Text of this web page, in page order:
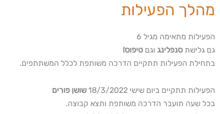
מהלך הפעילות
הפעילות מתאימה מגיל 6
גם גלישת סנפלינג וגם טיפוס!
בתחילת הפעילות תתקיים הדרכה משותפת לכלל המשתתפים.
הפעילות תתקיים ביום שישי 18/3/2022
שושן פורים
בכל שעה תועבר הדרכה משותפת ותצא קבוצה.